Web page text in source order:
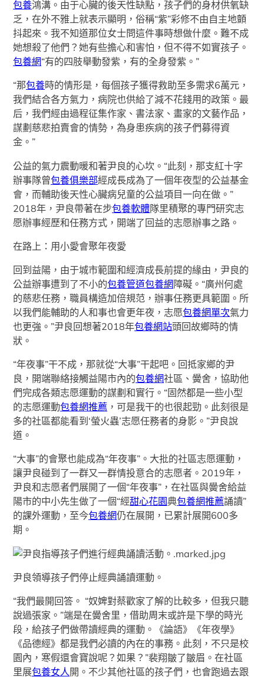
包養鴻溝。由于心臟的後天性缺點，孩子們的身材供氧缺
乏，在外不雅上就表示顯明，俗稱“紫”彩修不由自主地顫
抖起來。我不知道那位女士問這件事時想做什麼。難不成
她想殺了他們？她有些擔心和害怕，但不得不如實孩子。
包養網“有的四肢舉動發紫，有的全身發紫。”
“那包養時的情形是，每個孩子獲得救助至多需求6萬元，
我們結合各方氣力，病院也供給了減不花錢用的政策。最
后，我們經由過程征集作家、書法家、畫家的文藝作品，
謀劃慈悲拍賣會的情勢，為身患疾病的孩子們募得資
金。”
公益的氣力震動暖和著尹良的心坎。“此刻，那支紅十字
辦事隊曾包養俱樂部經成長成為了一個年夜型的公益基金
會，而輔助後天性心臟病兒童的公益項目一向在做。”
2018年，尹良帶著在步包養軟體隊里積聚的專門研究志
愿辦事經歷和任務方式，開端了回益的志愿辦事之路。
在路上：用小愛會聚年夜愛
回到益陽，由于城市範圍和經濟成長前提的緣由，尹良的
公益辦事遭到了不小的包養管道包養網障礙。“廣州何處
的慈悲任務，職員構造加倍規范，辦事任務更具範圍。所
以我們能輔助的人和事也會更年夜，志愿包養網單次氣力
也更強。”尹良回想著2018年包養網站頭回故鄉時的情
狀。
“年夜事”干不成，那就從“大事”干起吧。回抵家鄉的尹
良，開端聯絡接觸益陽市內的包養網社區、黌舍，協助他
們完成各類志愿運動的謀劃和實行。“固然都是一些小型
的志愿運動包養網推薦 ，可是我干的也很起勁。此刻很是
多的社區都能看到‘螢火蟲’志愿任務者的身影。”尹良說
道。
“大事”的會聚也能成為“年夜事”。大批的社區志愿運動，
讓尹良碰到了一群又一群情投意合的志愿者。2019年，
尹良和志愿者們展開了一個“年夜事”，在社區與黌舍給益
陽市的中小先生做了一個“經甜心花園典包養網推薦誦讀”
的課外運動，至今包養網仍在展開，已累計展開600多
期。
尹良領導孩子們停止經典誦讀運動。
“我們最開回答。 “奴婢對蔡歡家了解的比較多，但我只聽
說過張家。”端是在黌舍里，借助周末或許是下學的時光
段，給孩子們做帶讀經典的運動。《論語》《年夜學》
《品德經》都是我們必讀的內在的事務。此刻，不只是校
園內，寒假還會寶說呢？如果？”裴翔皺了皺眉。在社區
里展包養女人開。不少其他社區的孩子們，也會跑過去跟